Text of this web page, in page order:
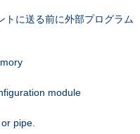
トに送る前に外部プログラム
module
pipe.